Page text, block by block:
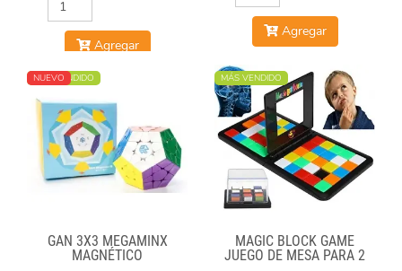
Agregar
Agregar
MÁS VENDIDO
NUEVO
GAN 3X3 MEGAMINX
MAGNÉTICO
MÁS VENDIDO
MAGIC BLOCK GAME
JUEGO DE MESA PARA 2